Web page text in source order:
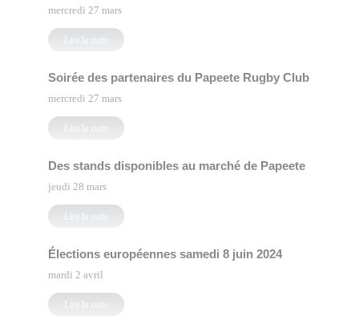
mercredi 27 mars
Lire la suite
Soirée des partenaires du Papeete Rugby Club
mercredi 27 mars
Lire la suite
Des stands disponibles au marché de Papeete
jeudi 28 mars
Lire la suite
Élections européennes samedi 8 juin 2024
mardi 2 avril
Lire la suite